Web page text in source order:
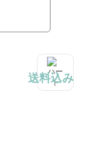
送料込み